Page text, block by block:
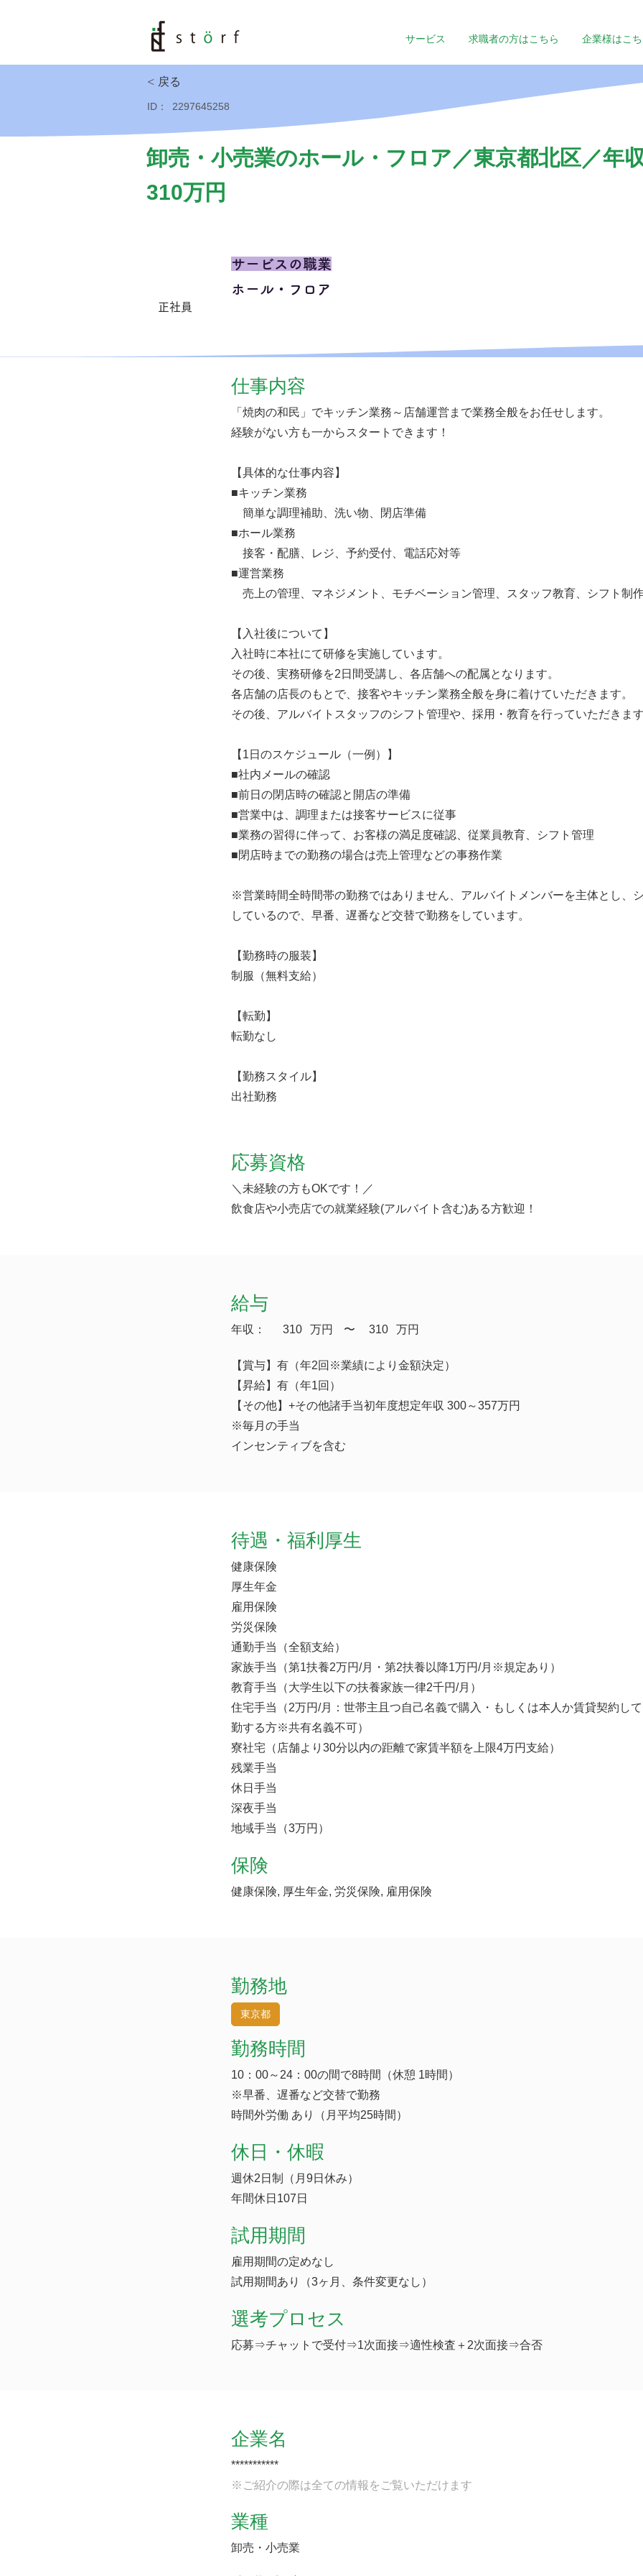
サービス 求職者の方はこちら 企業様はこち
< 戻る
ID： 2297645258
卸売・小売業のホール・フロア／東京都北区／年
310万円
正社員
サービスの職業
ホール・フロア
仕事内容
「焼肉の和民」でキッチン業務～店舗運営まで業務全般をお任せします。
経験がない方も一からスタートできます！
【具体的な仕事内容】
■キッチン業務
簡単な調理補助、洗い物、閉店準備
■ホール業務
接客・配膳、レジ、予約受付、電話応対等
■運営業務
売上の管理、マネジメント、モチベーション管理、スタッフ教育、シフト制
【入社後について】
入社時に本社にて研修を実施しています。
その後、実務研修を2日間受講し、各店舗への配属となります。
各店舗の店長のもとで、接客やキッチン業務全般を身に着けていただきます。
その後、アルバイトスタッフのシフト管理や、採用・教育を行っていただきます
【1日のスケジュール（一例）】
■社内メールの確認
■前日の閉店時の確認と開店の準備
■営業中は、調理または接客サービスに従事
■業務の習得に伴って、お客様の満足度確認、従業員教育、シフト管理
■閉店時までの勤務の場合は売上管理などの事務作業
※営業時間全時間帯の勤務ではありません、アルバイトメンバーを主体とし、
しているので、早番、遅番など交替で勤務をしています。
【勤務時の服装】
制服（無料支給）
【転勤】
転勤なし
【勤務スタイル】
出社勤務
応募資格
＼未経験の方もOKです！／
飲食店や小売店での就業経験(アルバイト含む)ある方歓迎！
給与
年収： 310 万円 ​〜 310 万円
【賞与】有（年2回※業績により金額決定）
【昇給】有（年1回）
【その他】+その他諸手当初年度想定年収 300～357万円
※毎月の手当
インセンティブを含む
待遇・福利厚生
健康保険
厚生年金
雇用保険
労災保険
通勤手当（全額支給）
家族手当（第1扶養2万円/月・第2扶養以降1万円/月※規定あり）
教育手当（大学生以下の扶養家族一律2千円/月）
住宅手当（2万円/月：世帯主且つ自己名義で購入・もしくは本人か賃貸契約し
勤する方※共有名義不可）
寮社宅（店舗より30分以内の距離で家賃半額を上限4万円支給）
残業手当
休日手当
深夜手当
地域手当（3万円）
保険
健康保険, 厚生年金, 労災保険, 雇用保険
勤務地
東京都
勤務時間
10：00～24：00の間で8時間（休憩 1時間）
※早番、遅番など交替で勤務
時間外労働 あり（月平均25時間）
休日・休暇
週休2日制（月9日休み）
年間休日107日
試用期間
雇用期間の定めなし
試用期間あり（3ヶ月、条件変更なし）
選考プロセス
応募⇒チャットで受付⇒1次面接⇒適性検査＋2次面接⇒合否
企業名
***********
※ご紹介の際は全ての情報をご覧いただけます
業種
卸売・小売業